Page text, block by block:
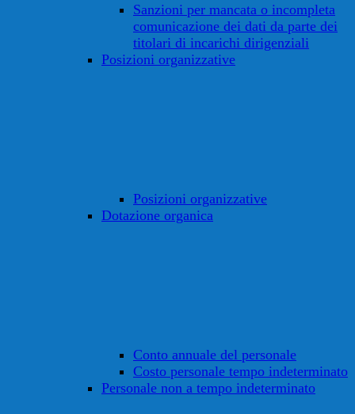
Sanzioni per mancata o incompleta
comunicazione dei dati da parte dei
titolari di incarichi dirigenziali
Posizioni organizzative
Posizioni organizzative
Dotazione organica
Conto annuale del personale
Costo personale tempo indeterminato
Personale non a tempo indeterminato